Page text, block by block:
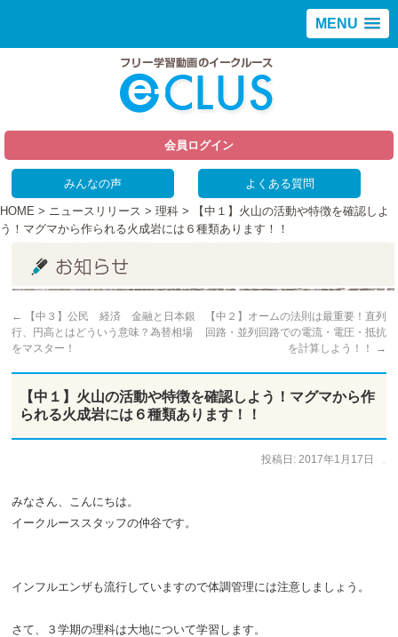
MENU
会員ログイン
みんなの声 よくある質問
HOME > ニュースリリース > 理科 > 【中１】火山の活動や特徴を確認しよ
う！マグマから作られる火成岩には６種類あります！！
←
【中３】公民 経済 金融と日本銀
行、円高とはどういう意味？為替相場
をマスター！
【中２】オームの法則は最重要！直列
回路・並列回路での電流・電圧・抵抗
を計算しよう！！
→
【中１】火山の活動や特徴を確認しよう！マグマから作
られる火成岩には６種類あります！！
投稿日: 2017年1月17日
みなさん、こんにちは。
イークルーススタッフの仲谷です。
インフルエンザも流行していますので体調管理には注意しましょう。
さて、３学期の理科は大地について学習します。